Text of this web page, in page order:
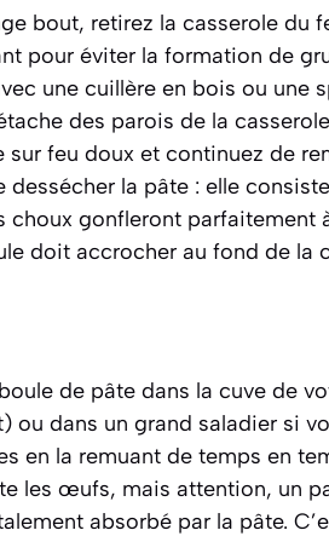
bout, retirez la casserole du
pour éviter la formation de
une cuillère en bois ou une
des parois de la
sur feu doux et continuez de
dessécher la pâte : elle
choux gonfleront parfaitement
doit accrocher au fond de la
de pâte dans la cuve de
ou dans un grand saladier si
en la remuant de temps en
les œufs, mais attention, un
absorbé par la pâte.